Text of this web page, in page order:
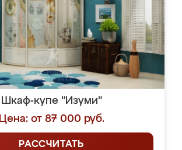
Шкаф-купе "Изуми"
Цена: от 87 000 руб.
РАССЧИТАТЬ